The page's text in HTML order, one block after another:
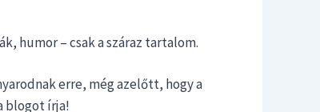
humor – csak a száraz tartalom.
erre, még azelőtt, hogy a
blogot írja!